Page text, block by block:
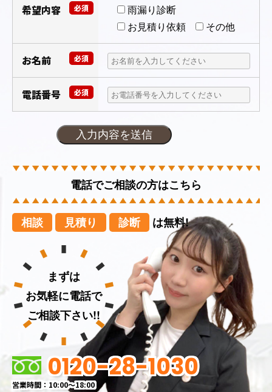
必須
希望内容
雨漏り診断
お見積り依頼
その他
お名前 必須
電話番号 必須
電話でご相談の方はこちら
相談 見積り 診断 は無料!
まずは
お気軽に電話で
ご相談下さい!!
0120-28-1030
営業時間：10:00～18:00